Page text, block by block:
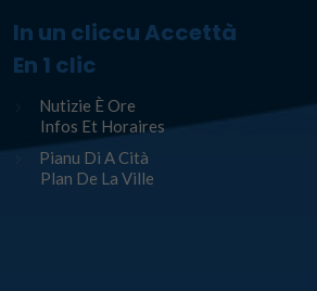
In un cliccu Accettà
En 1 clic
Nutizie È Ore
Infos Et Horaires
Pianu Di A Cità
Plan De La Ville